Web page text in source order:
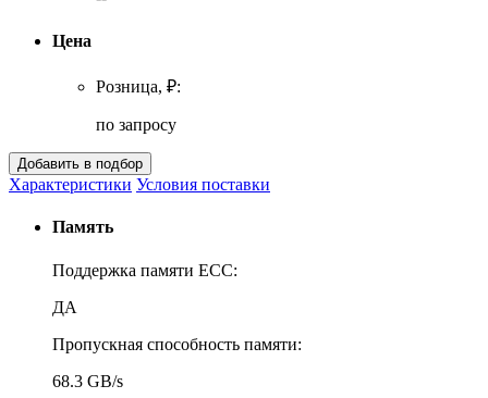
Цена
Розница, ₽:
по запросу
Характеристики Условия поставки
Память
Поддержка памяти ECC:
ДА
Пропускная способность памяти:
68.3 GB/s